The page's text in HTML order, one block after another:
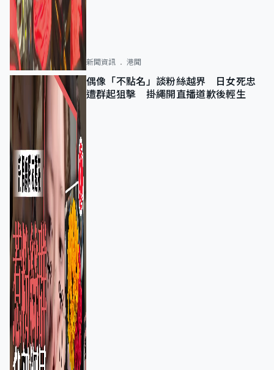
新聞資訊 港聞
偶像「不點名」談粉絲越界 日女死忠
遭群起狙擊 掛繩開直播道歉後輕生